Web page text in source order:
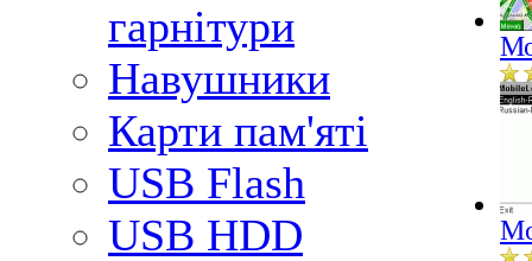
гарнітури
Навушники
Карти пам'яті
USB Flash
USB HDD